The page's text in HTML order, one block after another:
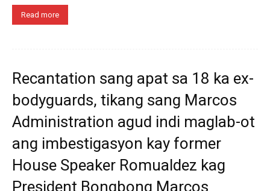
Read more
Recantation sang apat sa 18 ka ex-
bodyguards, tikang sang Marcos
Administration agud indi maglab-ot
ang imbestigasyon kay former
House Speaker Romualdez kag
President Bongbong Marcos